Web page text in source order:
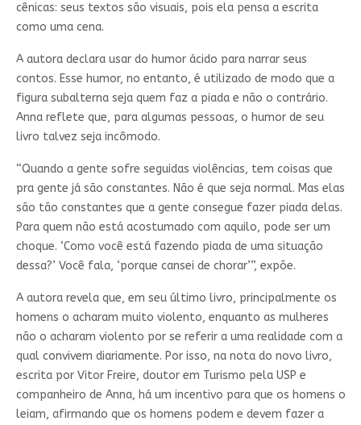
cênicas: seus textos são visuais, pois ela pensa a escrita
como uma cena.
A autora declara usar do humor ácido para narrar seus
contos. Esse humor, no entanto, é utilizado de modo que a
figura subalterna seja quem faz a piada e não o contrário.
Anna reflete que, para algumas pessoas, o humor de seu
livro talvez seja incômodo.
“Quando a gente sofre seguidas violências, tem coisas que
pra gente já são constantes. Não é que seja normal. Mas elas
são tão constantes que a gente consegue fazer piada delas.
Para quem não está acostumado com aquilo, pode ser um
choque. ‘Como você está fazendo piada de uma situação
dessa?’ Você fala, ‘porque cansei de chorar’”, expõe.
A autora revela que, em seu último livro, principalmente os
homens o acharam muito violento, enquanto as mulheres
não o acharam violento por se referir a uma realidade com a
qual convivem diariamente. Por isso, na nota do novo livro,
escrita por Vitor Freire, doutor em Turismo pela USP e
companheiro de Anna, há um incentivo para que os homens o
leiam, afirmando que os homens podem e devem fazer a